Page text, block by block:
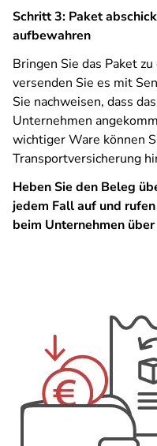
Schritt 3: Paket
aufbewahren
Bringen Sie das Paket
versenden Sie es mit
Sie nachweisen, dass
Unternehmen
wichtiger Ware können
Transportversicherung
Heben Sie den Beleg
jedem Fall auf und
beim Unternehmen